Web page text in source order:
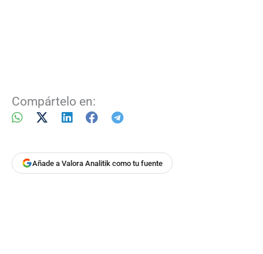
Compártelo en:
Añade a Valora Analitik como tu fuente